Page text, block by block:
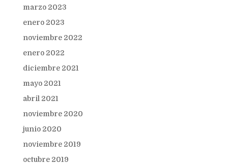
marzo 2023
enero 2023
noviembre 2022
enero 2022
diciembre 2021
mayo 2021
abril 2021
noviembre 2020
junio 2020
noviembre 2019
octubre 2019